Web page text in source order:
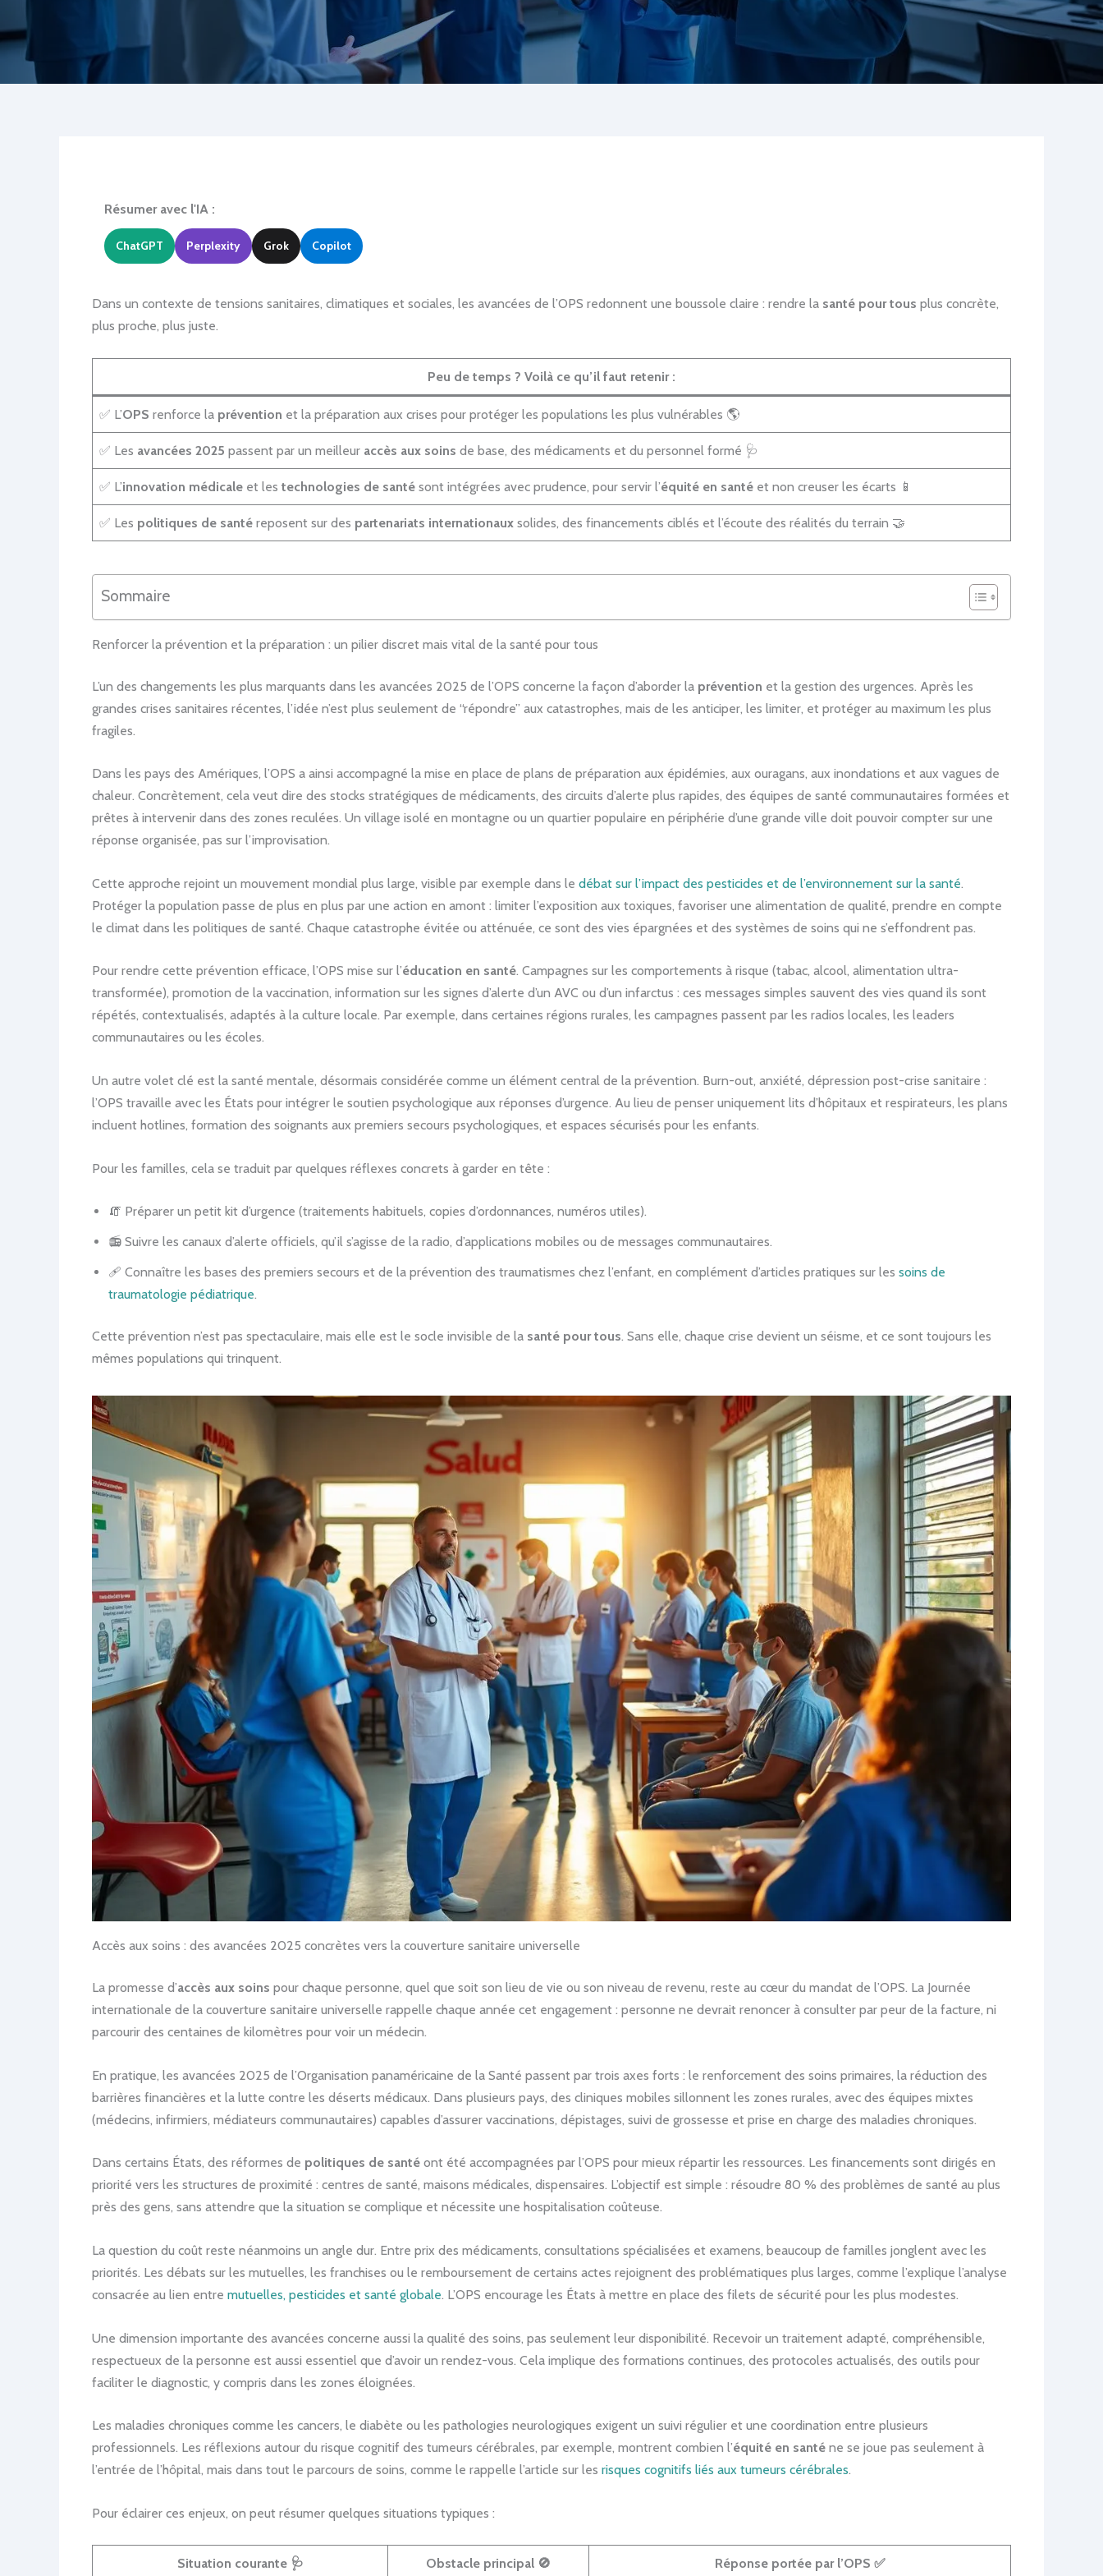
Résumer avec l'IA :
ChatGPT Perplexity Grok Copilot
Dans un contexte de tensions sanitaires, climatiques et sociales, les avancées de l’OPS redonnent une boussole claire : rendre la santé pour tous plus concrète,
plus proche, plus juste.
Peu de temps ? Voilà ce qu’il faut retenir :
✅ L’OPS renforce la prévention et la préparation aux crises pour protéger les populations les plus vulnérables 🌎
✅ Les avancées 2025 passent par un meilleur accès aux soins de base, des médicaments et du personnel formé 🩺
✅ L’innovation médicale et les technologies de santé sont intégrées avec prudence, pour servir l’équité en santé et non creuser les écarts 📱
✅ Les politiques de santé reposent sur des partenariats internationaux solides, des financements ciblés et l’écoute des réalités du terrain 🤝
Sommaire
Renforcer la prévention et la préparation : un pilier discret mais vital de la santé pour tous
L’un des changements les plus marquants dans les avancées 2025 de l’OPS concerne la façon d’aborder la prévention et la gestion des urgences. Après les
grandes crises sanitaires récentes, l’idée n’est plus seulement de “répondre” aux catastrophes, mais de les anticiper, les limiter, et protéger au maximum les plus
fragiles.
Dans les pays des Amériques, l’OPS a ainsi accompagné la mise en place de plans de préparation aux épidémies, aux ouragans, aux inondations et aux vagues de
chaleur. Concrètement, cela veut dire des stocks stratégiques de médicaments, des circuits d’alerte plus rapides, des équipes de santé communautaires formées et
prêtes à intervenir dans des zones reculées. Un village isolé en montagne ou un quartier populaire en périphérie d’une grande ville doit pouvoir compter sur une
réponse organisée, pas sur l’improvisation.
Cette approche rejoint un mouvement mondial plus large, visible par exemple dans le débat sur l’impact des pesticides et de l’environnement sur la santé.
Protéger la population passe de plus en plus par une action en amont : limiter l’exposition aux toxiques, favoriser une alimentation de qualité, prendre en compte
le climat dans les politiques de santé. Chaque catastrophe évitée ou atténuée, ce sont des vies épargnées et des systèmes de soins qui ne s’effondrent pas.
Pour rendre cette prévention efficace, l’OPS mise sur l’éducation en santé. Campagnes sur les comportements à risque (tabac, alcool, alimentation ultra-
transformée), promotion de la vaccination, information sur les signes d’alerte d’un AVC ou d’un infarctus : ces messages simples sauvent des vies quand ils sont
répétés, contextualisés, adaptés à la culture locale. Par exemple, dans certaines régions rurales, les campagnes passent par les radios locales, les leaders
communautaires ou les écoles.
Un autre volet clé est la santé mentale, désormais considérée comme un élément central de la prévention. Burn-out, anxiété, dépression post-crise sanitaire :
l’OPS travaille avec les États pour intégrer le soutien psychologique aux réponses d’urgence. Au lieu de penser uniquement lits d’hôpitaux et respirateurs, les plans
incluent hotlines, formation des soignants aux premiers secours psychologiques, et espaces sécurisés pour les enfants.
Pour les familles, cela se traduit par quelques réflexes concrets à garder en tête :
🧯 Préparer un petit kit d’urgence (traitements habituels, copies d’ordonnances, numéros utiles).
📻 Suivre les canaux d’alerte officiels, qu’il s’agisse de la radio, d’applications mobiles ou de messages communautaires.
🩹 Connaître les bases des premiers secours et de la prévention des traumatismes chez l’enfant, en complément d’articles pratiques sur les soins de
traumatologie pédiatrique.
Cette prévention n’est pas spectaculaire, mais elle est le socle invisible de la santé pour tous. Sans elle, chaque crise devient un séisme, et ce sont toujours les
mêmes populations qui trinquent.
Accès aux soins : des avancées 2025 concrètes vers la couverture sanitaire universelle
La promesse d’accès aux soins pour chaque personne, quel que soit son lieu de vie ou son niveau de revenu, reste au cœur du mandat de l’OPS. La Journée
internationale de la couverture sanitaire universelle rappelle chaque année cet engagement : personne ne devrait renoncer à consulter par peur de la facture, ni
parcourir des centaines de kilomètres pour voir un médecin.
En pratique, les avancées 2025 de l’Organisation panaméricaine de la Santé passent par trois axes forts : le renforcement des soins primaires, la réduction des
barrières financières et la lutte contre les déserts médicaux. Dans plusieurs pays, des cliniques mobiles sillonnent les zones rurales, avec des équipes mixtes
(médecins, infirmiers, médiateurs communautaires) capables d’assurer vaccinations, dépistages, suivi de grossesse et prise en charge des maladies chroniques.
Dans certains États, des réformes de politiques de santé ont été accompagnées par l’OPS pour mieux répartir les ressources. Les financements sont dirigés en
priorité vers les structures de proximité : centres de santé, maisons médicales, dispensaires. L’objectif est simple : résoudre 80 % des problèmes de santé au plus
près des gens, sans attendre que la situation se complique et nécessite une hospitalisation coûteuse.
La question du coût reste néanmoins un angle dur. Entre prix des médicaments, consultations spécialisées et examens, beaucoup de familles jonglent avec les
priorités. Les débats sur les mutuelles, les franchises ou le remboursement de certains actes rejoignent des problématiques plus larges, comme l’explique l’analyse
consacrée au lien entre mutuelles, pesticides et santé globale. L’OPS encourage les États à mettre en place des filets de sécurité pour les plus modestes.
Une dimension importante des avancées concerne aussi la qualité des soins, pas seulement leur disponibilité. Recevoir un traitement adapté, compréhensible,
respectueux de la personne est aussi essentiel que d’avoir un rendez-vous. Cela implique des formations continues, des protocoles actualisés, des outils pour
faciliter le diagnostic, y compris dans les zones éloignées.
Les maladies chroniques comme les cancers, le diabète ou les pathologies neurologiques exigent un suivi régulier et une coordination entre plusieurs
professionnels. Les réflexions autour du risque cognitif des tumeurs cérébrales, par exemple, montrent combien l’équité en santé ne se joue pas seulement à
l’entrée de l’hôpital, mais dans tout le parcours de soins, comme le rappelle l’article sur les risques cognitifs liés aux tumeurs cérébrales.
Pour éclairer ces enjeux, on peut résumer quelques situations typiques :
Situation courante 🩺 Obstacle principal 🚫 Réponse portée par l’OPS ✅